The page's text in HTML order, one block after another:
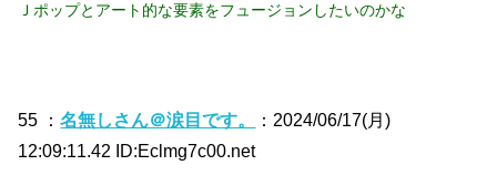
Ｊポップとアート的な要素をフュージョンしたいのかな
55 ：名無しさん＠涙目です。
：2024/06/17(月)
12:09:11.42 ID:Eclmg7c00.net